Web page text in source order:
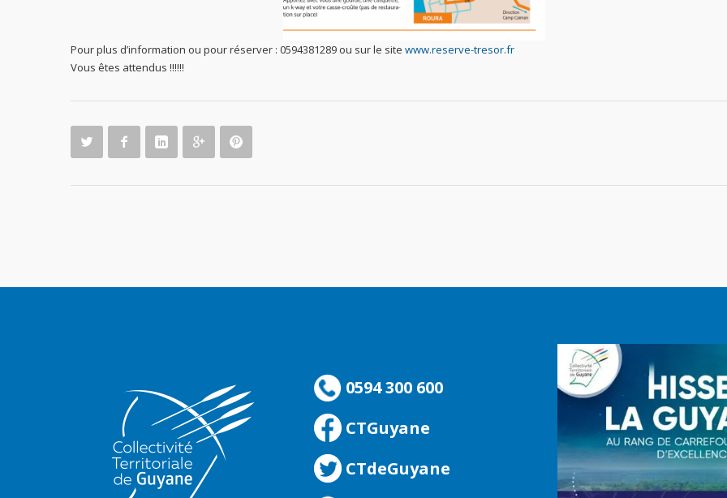
Pour plus d’information ou pour réserver : 0594381289 ou sur le site www.reserve-tresor.fr
Vous êtes attendus !!!!!!
0594 300 600
CTGuyane
CTdeGuyane